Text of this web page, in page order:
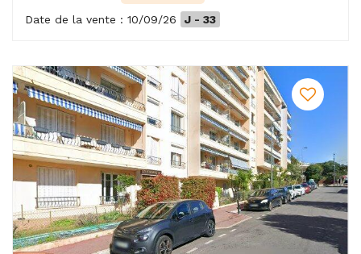
Date de la vente : 10/09/26
J - 33